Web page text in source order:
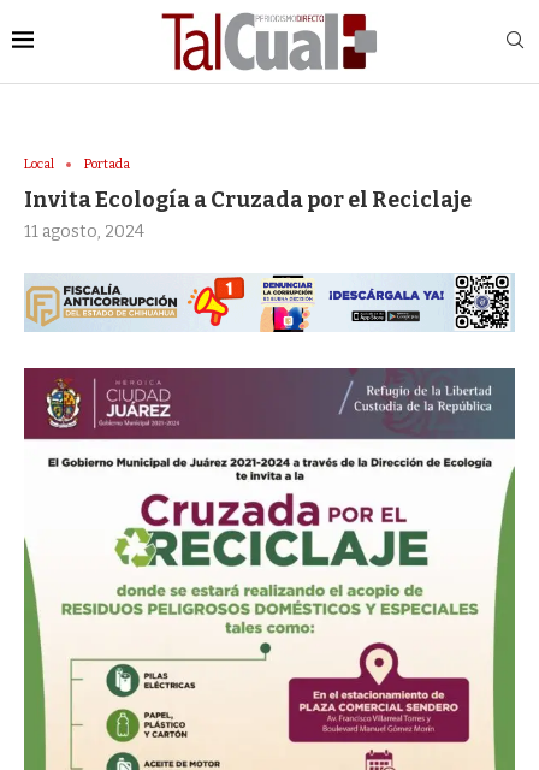
Local Portada
Invita Ecología a Cruzada por el Reciclaje
11 agosto, 2024